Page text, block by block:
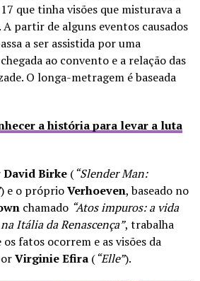
que tinha visões que misturava a
partir de alguns eventos causados
a ser assistida por uma
ao convento e a relação das
O longa-metragem é baseada
a história para levar a luta
David Birke (“Slender Man:
) e o próprioVerhoeven, baseado no
chamado “Atos impuros: a vida
Itália da Renascença”, trabalha
fatos ocorrem e as visões da
Virginie Efira (“Elle”).